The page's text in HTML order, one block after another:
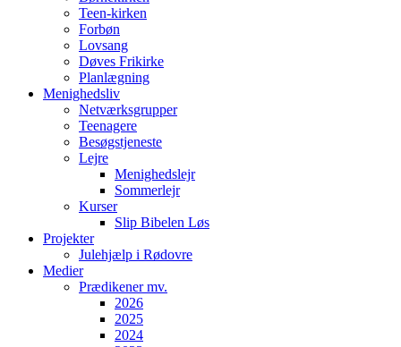
Teen-kirken
Forbøn
Lovsang
Døves Frikirke
Planlægning
Menighedsliv
Netværksgrupper
Teenagere
Besøgstjeneste
Lejre
Menighedslejr
Sommerlejr
Kurser
Slip Bibelen Løs
Projekter
Julehjælp i Rødovre
Medier
Prædikener mv.
2026
2025
2024